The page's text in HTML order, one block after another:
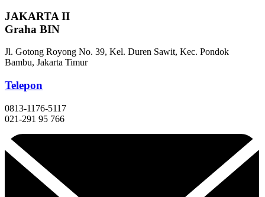
JAKARTA II
Graha BIN
Jl. Gotong Royong No. 39, Kel. Duren Sawit, Kec. Pondok
Bambu, Jakarta Timur
Telepon
0813-1176-5117
021-291 95 766